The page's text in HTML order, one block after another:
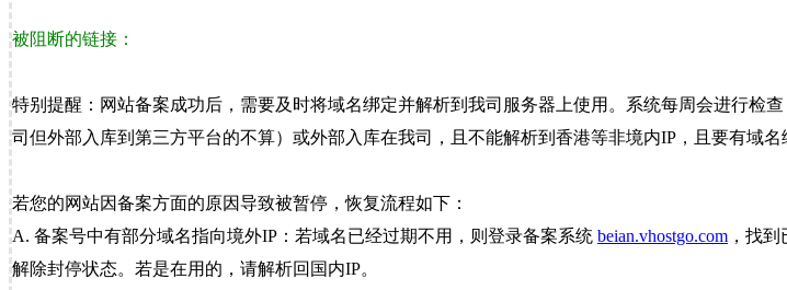
被阻断的链接：
特别提醒：网站备案成功后，需要及时将域名绑定并解析到我司服务器上使用。系统每周会进行检
司但外部入库到第三方平台的不算）或外部入库在我司，且不能解析到香港等非境内IP，且要有域
若您的网站因备案方面的原因导致被暂停，恢复流程如下：
A. 备案号中有部分域名指向境外IP：若域名已经过期不用，则登录备案系统 beian.vhostgo.com ，找
解除封停状态。若是在用的，请解析回国内IP。